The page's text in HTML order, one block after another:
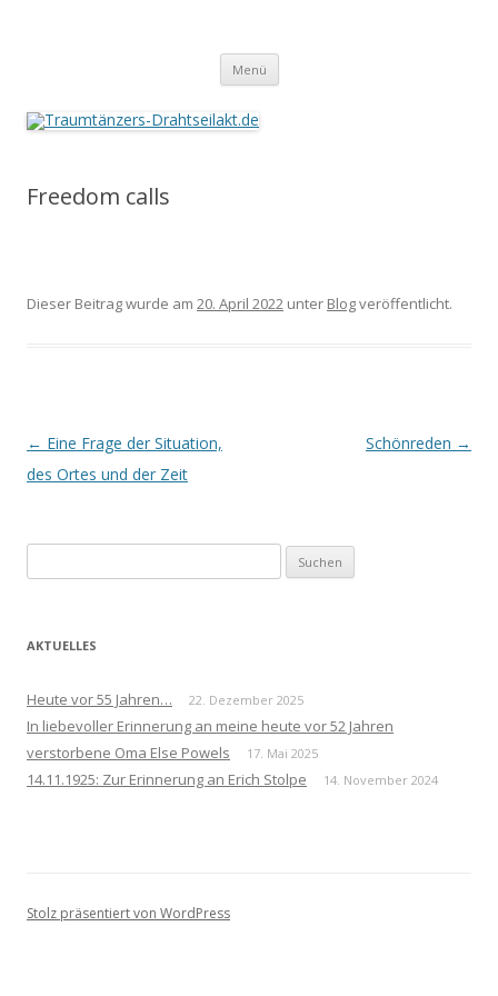
Menü Springe
Inhalt
Freedom calls
Dieser Beitrag wurde am 20. April 2022 unter Blogveröffentlicht.
Beitrags-
Navigation
← Eine Frage der Situation,
des Ortes und der Zeit
Schönreden →
nach:
AKTUELLES
Heute vor 55 Jahren… 22. Dezember 2025
In liebevoller Erinnerung an meine heute vor 52 Jahren
verstorbene Oma Else Powels
17. Mai 2025
14.11.1925: Zur Erinnerung an Erich Stolpe 14. November 2024
Stolz präsentiert von WordPress